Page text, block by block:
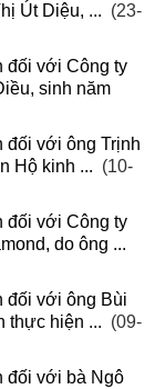
Út Diệu, ... (23-
đối với Công ty
sinh năm
đối với ông Trịnh
Hộ kinh ... (10-
đối với Công ty
do ông ...
đối với ông Bùi
thực hiện ... (09-
đối với bà Ngô